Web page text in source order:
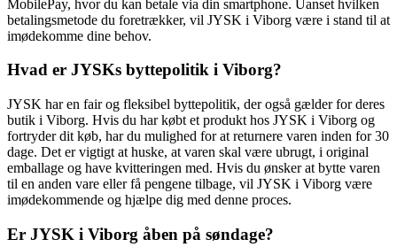
MobilePay, hvor du kan betale via din smartphone. Uanset hvilken
betalingsmetode du foretrækker, vil JYSK i Viborg være i stand til at
imødekomme dine behov.
Hvad er JYSKs byttepolitik i Viborg?
JYSK har en fair og fleksibel byttepolitik, der også gælder for deres
butik i Viborg. Hvis du har købt et produkt hos JYSK i Viborg og
fortryder dit køb, har du mulighed for at returnere varen inden for 30
dage. Det er vigtigt at huske, at varen skal være ubrugt, i original
emballage og have kvitteringen med. Hvis du ønsker at bytte varen
til en anden vare eller få pengene tilbage, vil JYSK i Viborg være
imødekommende og hjælpe dig med denne proces.
Er JYSK i Viborg åben på søndage?